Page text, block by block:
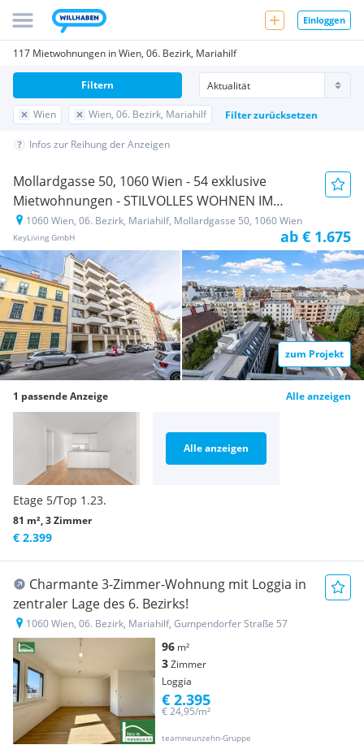
Einloggen
117 Mietwohnungen in Wien, 06. Bezirk, Mariahilf
Wien Wien, 06. Bezirk, Mariahilf Filter zurücksetzen
Filtern
Infos zur Reihung der Anzeigen
Mollardgasse 50, 1060 Wien - 54 exklusive
Mietwohnungen - STILVOLLES WOHNEN IM
HERZEN VON WIEN
Neubauprojekt
1060 Wien, 06. Bezirk, Mariahilf, Mollardgasse 50, 1060 Wien
KeyLiving GmbH ab € 1.675
zum Projekt
1 passende Anzeige Alle anzeigen
Etage 5/Top 1.23.
81 m², 3 Zimmer
€ 2.399
Alle anzeigen
Charmante 3-Zimmer-Wohnung mit Loggia in
zentraler Lage des 6. Bezirks!
1060 Wien, 06. Bezirk, Mariahilf, Gumpendorfer Straße 57
96 m²
3Zimmer
Loggia
teamneunzehn-Gruppe
€ 24,95/m²
€ 2.395